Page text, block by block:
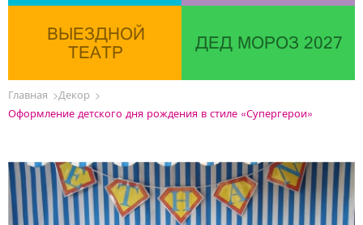
ВЫЕЗДНОЙ
ТЕАТР
ДЕД МОРОЗ 2027
Главная
Декор
Оформление детского дня рождения в стиле «Супергерои»